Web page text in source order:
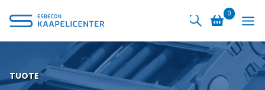
sisältöön
0
TUOTE